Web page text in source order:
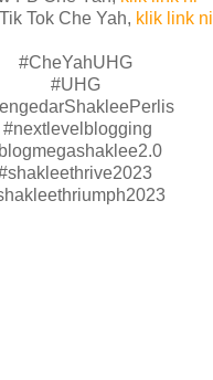
Tok Che Yah, klik link ni
#CheYahUHG
#UHG
#nextlevelblogging